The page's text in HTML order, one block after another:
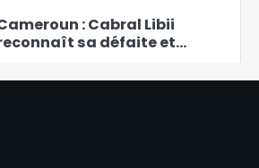
: Cabral Libii
sa défaite et